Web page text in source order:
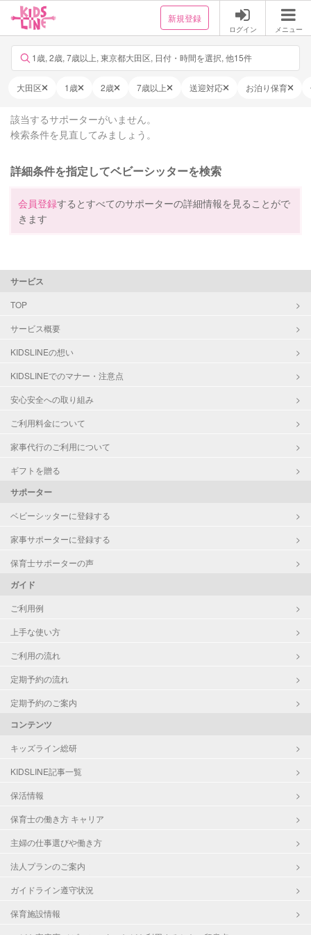
新規登録
ログイン メニュー
1歳, 2歳, 7歳以上, 東京都大田区, 日付・時間を選択, 他15件
大田区 1歳 2歳 7歳以上 送迎対応 お泊り保育
該当するサポーターがいません。
検索条件を見直してみましょう。
詳細条件を指定してベビーシッターを検索
会員登録するとすべてのサポーターの詳細情報を見ることがで
きます
サービス
TOP
サービス概要
KIDSLINEの想い
KIDSLINEでのマナー・注意点
安心安全への取り組み
ご利用料金について
家事代行のご利用について
ギフトを贈る
サポーター
ベビーシッターに登録する
家事サポーターに登録する
保育士サポーターの声
ガイド
ご利用例
上手な使い方
ご利用の流れ
定期予約の流れ
定期予約のご案内
コンテンツ
キッズライン総研
KIDSLINE記事一覧
保活情報
保育士の働き方 キャリア
主婦の仕事選びや働き方
法人プランのご案内
ガイドライン遵守状況
保育施設情報